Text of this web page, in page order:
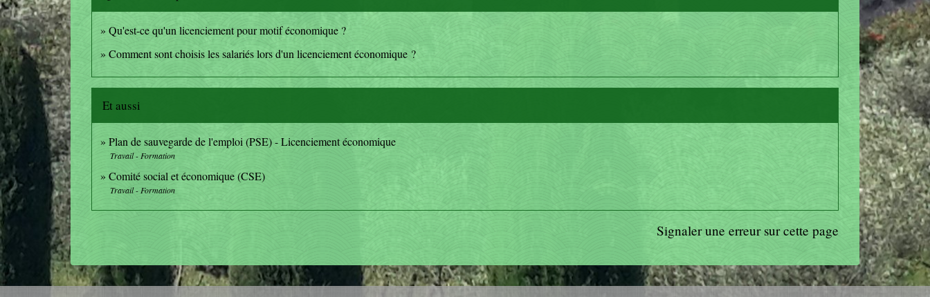
Qu'est-ce qu'un licenciement pour motif économique ?
Comment sont choisis les salariés lors d'un licenciement économique ?
Et aussi
Plan de sauvegarde de l'emploi (PSE) - Licenciement économique
Travail - Formation
Comité social et économique (CSE)
Travail - Formation
Signaler une erreur sur cette page